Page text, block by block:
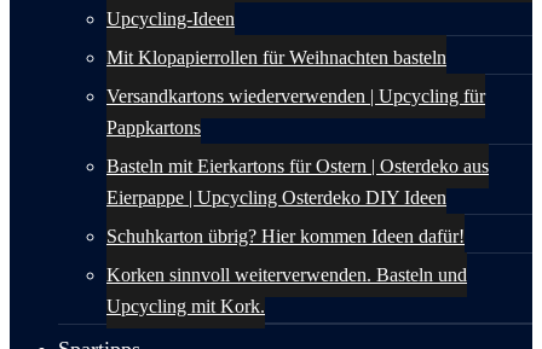
Upcycling-Ideen
Mit Klopapierrollen für Weihnachten basteln
Versandkartons wiederverwenden | Upcycling für
Pappkartons
Basteln mit Eierkartons für Ostern | Osterdeko aus
Eierpappe | Upcycling Osterdeko DIY Ideen
Schuhkarton übrig? Hier kommen Ideen dafür!
Korken sinnvoll weiterverwenden. Basteln und
Upcycling mit Kork.